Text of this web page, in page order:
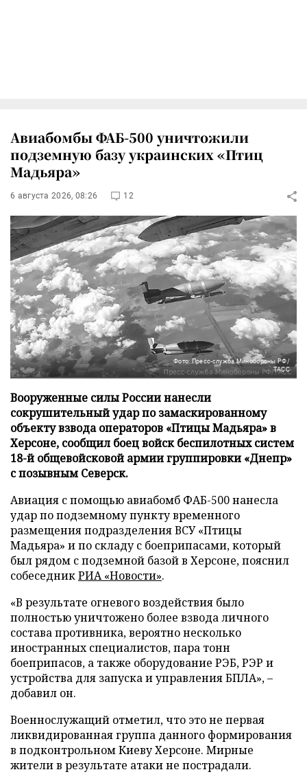
Авиабомбы ФАБ-500 уничтожили
подземную базу украинских «Птиц
Мадьяра»
6 августа 2026, 08:26 12
Фото: Пресс-служба Минобороны РФ/
ТАСС
Вооруженные силы России нанесли
сокрушительный удар по замаскированному
объекту взвода операторов «Птицы Мадьяра» в
Херсоне, сообщил боец войск беспилотных систем
18-й общевойсковой армии группировки «Днепр»
с позывным Северск.
Авиация с помощью авиабомб ФАБ-500 нанесла
удар по подземному пункту временного
размещения подразделения ВСУ «Птицы
Мадьяра» и по складу с боеприпасами, который
был рядом с подземной базой в Херсоне, пояснил
собеседникРИА «Новости».
«В результате огневого воздействия было
полностью уничтожено более взвода личного
состава противника, вероятно несколько
иностранных специалистов, пара тонн
боеприпасов, а также оборудование РЭБ, РЭР и
устройства для запуска и управления БПЛА», –
добавил он.
Военнослужащий отметил, что это не первая
ликвидированная группа данного формирования
в подконтрольном Киеву Херсоне. Мирные
жители в результате атаки не пострадали.